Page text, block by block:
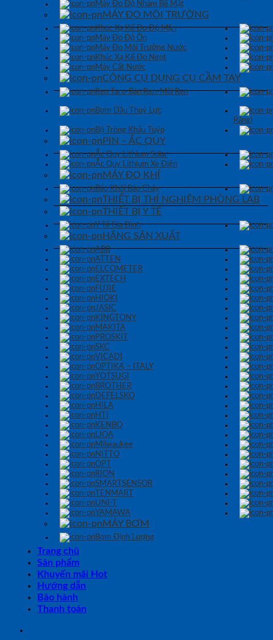
Máy Đo Độ Nhám Bề Mặt
MÁY ĐO MÔI TRƯỜNG
Khúc Xạ Kế Đo Độ Mặn
Máy Đo Độ Ồn
Máy Đo Môi Trường Nước
Khúc Xạ Kế Đo Ngọt
Máy Cất Nước
CÔNG CỤ DỤNG CỤ CẦM TAY
Ren Taro-Bàn Ren-Mũi Ren
Bơm Dầu Thuỷ Lực
Răng)
Bộ Tròng Khẩu Tuýp
PIN – ẮC QUY
Ắc Quy Lithium Solar
Ắc Quy Lithium Xe Điện
MÁY ĐO KHÍ
Báo Khói Báo Cháy
THIẾT BỊ THÍ NGHIỆM PHÒNG LAB
THIẾT BỊ Y TẾ
Y Tế Gia Đình
HÃNG SẢN XUẤT
ABB
ATTEN
ELCOMETER
EXTECH
FUJIE
HIOKI
JASIC
KINGTONY
MAKITA
PROSKIT
SKC
VICADI
OPTIKA – ITALY
YOTSUGI
BROTHER
DEFELSKO
HILA
HTI
KENBO
LIOA
Milwaukee
NITTO
OPT
RION
SMARTSENSOR
TENMART
UNI-T
YAMAWA
MÁY BƠM
Bơm Định Lượng
Trang chủ
Sản phẩm
Khuyến mãi Hot
Hướng dẫn
Bảo hành
Thanh toán